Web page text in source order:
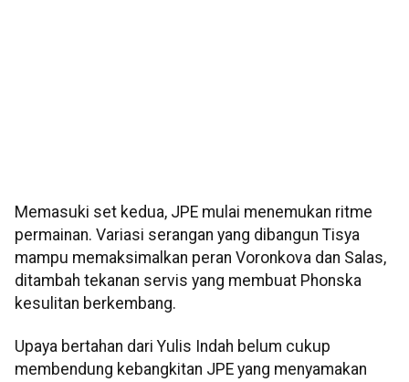
Memasuki set kedua, JPE mulai menemukan ritme
permainan. Variasi serangan yang dibangun Tisya
mampu memaksimalkan peran Voronkova dan Salas,
ditambah tekanan servis yang membuat Phonska
kesulitan berkembang.
Upaya bertahan dari Yulis Indah belum cukup
membendung kebangkitan JPE yang menyamakan